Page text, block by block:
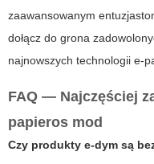
zaawansowanym
dołącz do grona
najnowszych technologii e-
FAQ — Najczęściej
papieros mod
Czy produkty e-dym są